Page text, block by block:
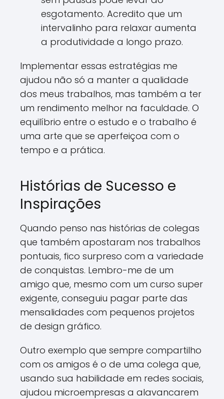
esgotamento. Acredito que um
intervalinho para relaxar aumenta
a produtividade a longo prazo.
Implementar essas estratégias me
ajudou não só a manter a qualidade
dos meus trabalhos, mas também a ter
um rendimento melhor na faculdade. O
equilíbrio entre o estudo e o trabalho é
uma arte que se aperfeiçoa com o
tempo e a prática.
Histórias de Sucesso e
Inspirações
Quando penso nas histórias de colegas
que também apostaram nos trabalhos
pontuais, fico surpreso com a variedade
de conquistas. Lembro-me de um
amigo que, mesmo com um curso super
exigente, conseguiu pagar parte das
mensalidades com pequenos projetos
de design gráfico.
Outro exemplo que sempre compartilho
com os amigos é o de uma colega que,
usando sua habilidade em redes sociais,
ajudou microempresas a alavancarem